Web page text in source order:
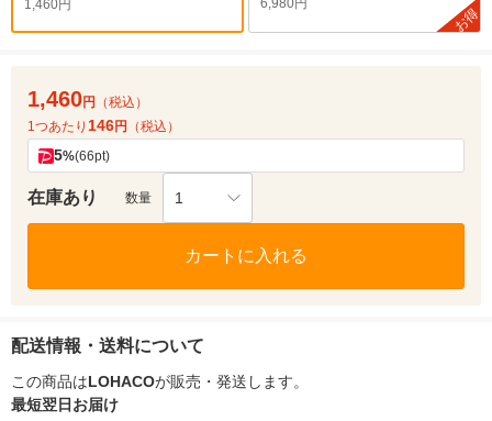
1,460円
6,980円
お得
1,460円
（税込）
1つあたり 146円 （税込）
5%(66pt)
在庫あり 数量 1
カートに入れる
配送情報・送料について
この商品はLOHACOが販売・発送します。
最短翌日お届け